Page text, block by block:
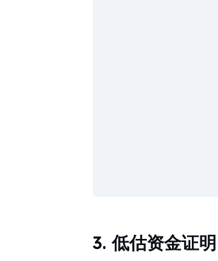
3. 低估资金证明